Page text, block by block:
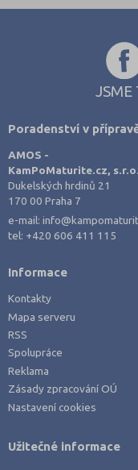
JSME
Poradenství v
AMOS -
KamPoMaturite.cz, s.r.o.
Dukelských hrdinů 21
170 00 Praha 7
e-mail:
tel: +420 606 411 115
Informace
Kontakty
Mapa serveru
RSS
Spolupráce
Reklama
Zásady zpracování OÚ
Nastavení cookies
Užitečné informace